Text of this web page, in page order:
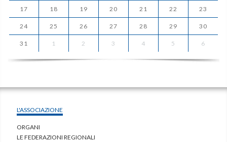
17 18 19 20 21 22 23
24 25 26 27 28 29 30
31 1 2 3 4 5 6
L'ASSOCIAZIONE
ORGANI
LE FEDERAZIONI REGIONALI